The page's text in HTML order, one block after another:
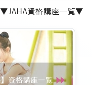
座一覧▼